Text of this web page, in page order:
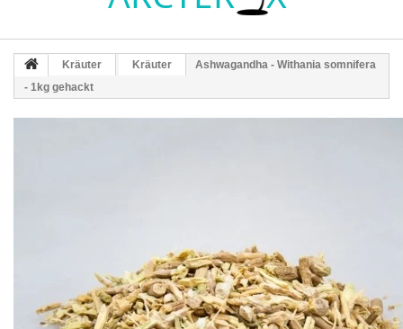
Kräuter Kräuter
Ashwagandha - Withania somnifera
- 1kg gehackt